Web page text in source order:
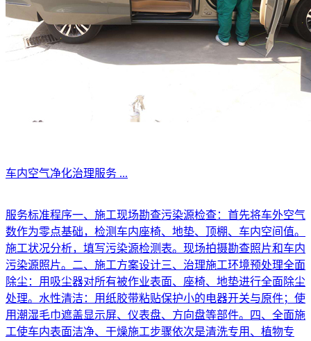
车内空气净化治理服务 ...
服务标准程序一、施工现场勘查污染源检查：首先将车外空气
数作为零点基础，检测车内座椅、地垫、顶棚、车内空间值。
施工状况分析，填写污染源检测表。现场拍摄勘查照片和车内
污染源照片。二、施工方案设计三、治理施工环境预处理全面
除尘：用吸尘器对所有被作业表面、座椅、地垫进行全面除尘
处理。水性清洁：用纸胶带粘贴保护小的电器开关与原件；使
用潮湿毛巾遮盖显示屏、仪表盘、方向盘等部件。四、全面施
工使车内表面洁净、干燥施工步骤依次是清洗专用、植物专